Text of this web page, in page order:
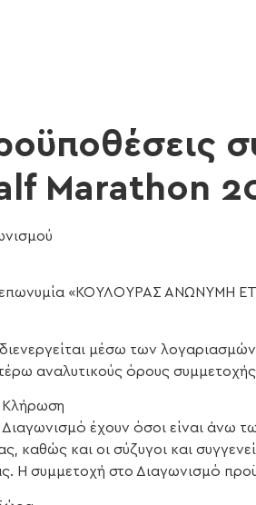
Marathon
«ΚΟΥΛΟΥΡΑΣ ΑΝΩΝΥΜΗ
μέσω των
αναλυτικούς όρους
Κλήρωση
έχουν όσοι είναι άνω
καθώς και οι σύζυγοι και
Η συμμετοχή στο Διαγωνισμό